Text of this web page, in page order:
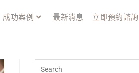
成功案例 最新消息 立即預約諮詢